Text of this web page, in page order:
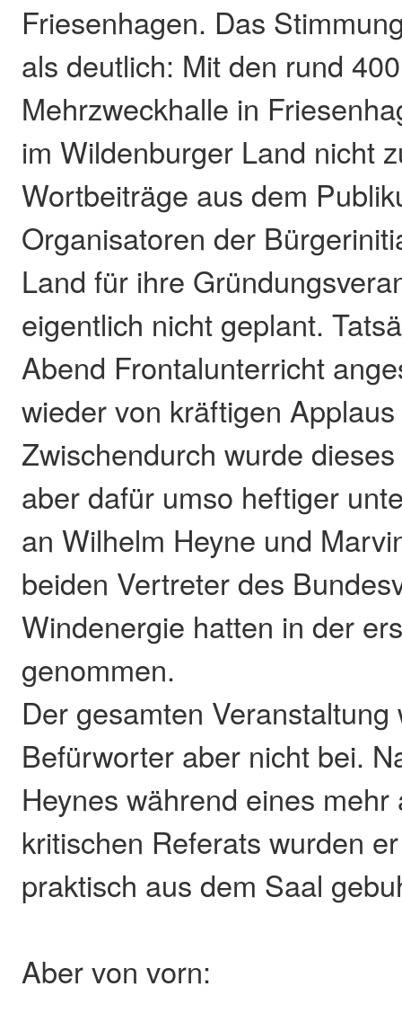
Friesenhagen. Das
als deutlich: Mit den rund
Mehrzweckhalle in
im Wildenburger Land nicht
Wortbeiträge aus dem
Organisatoren der
Land für ihre
eigentlich nicht geplant.
Abend Frontalunterricht
wieder von kräftigen
Zwischendurch wurde
aber dafür umso heftiger
an Wilhelm Heyne und
beiden Vertreter des
Windenergie hatten in der
genommen.
Der gesamten
Befürworter aber nicht bei.
Heynes während eines
kritischen Referats wurden
praktisch aus dem Saal
Aber von vorn: